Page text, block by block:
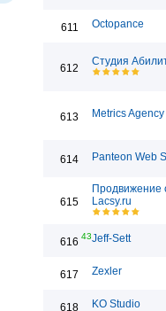
611 Octopance
612
Студия
613 Metrics Agency
614 Panteon Web
615
Продвижение
Lacsy.ru
616 43Jeff-Sett
617 Zexler
618 KO Studio